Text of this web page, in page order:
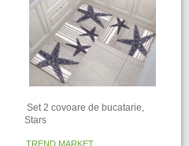
​ Set 2 covoare de bucatarie,
Stars
TREND MARKET